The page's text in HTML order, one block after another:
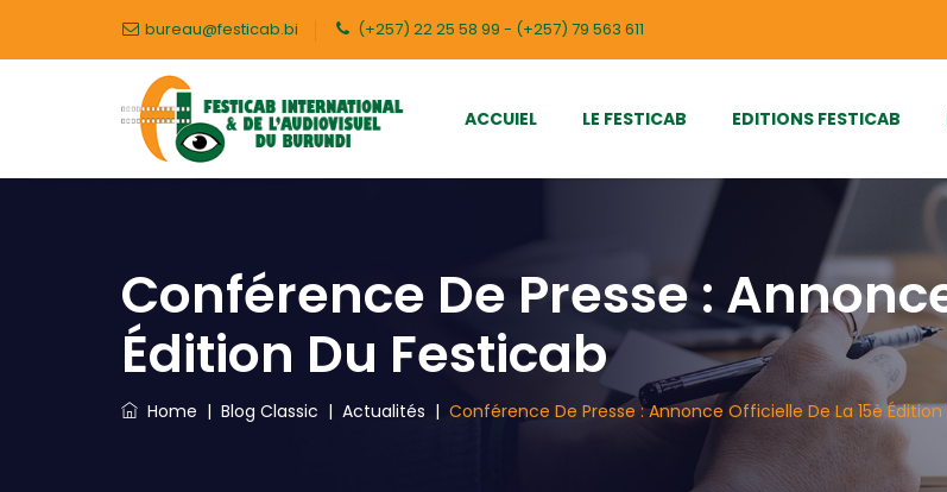
bureau@festicab.bi (+257) 22 25 58 99 - (+257) 79 563 611
ACCUIEL LE FESTICAB EDITIONS FESTICAB
Conférence De Presse :
Édition Du Festicab
Home | Blog Classic | Actualités | Conférence De Presse : Annonce Officielle De La 15è